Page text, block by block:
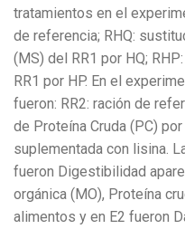
tratamientos en el
de referencia; RHQ:
(MS) del RR1 por HQ;
RR1 por HP. En el
fueron: RR2: ración de
de Proteína Cruda (PC)
suplementada con lisina.
fueron Digestibilidad
orgánica (MO), Proteína
alimentos y en E2 fueron